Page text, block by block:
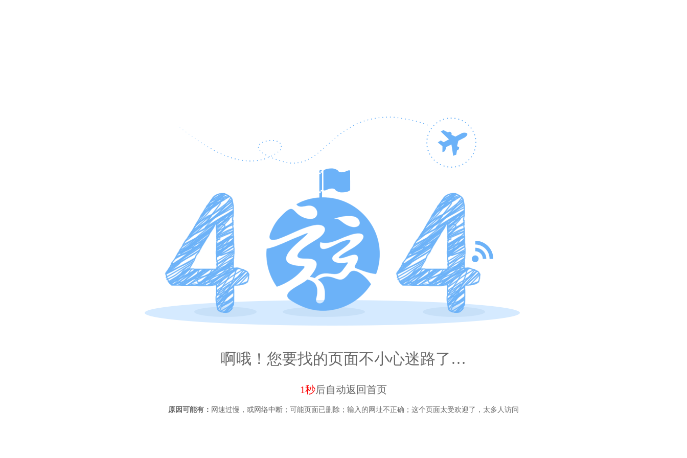
啊哦！您要找的页面不小心迷路了…
1秒后自动返回首页
原因可能有： 网速过慢，或网络中断； 可能页面已删除； 输入的网址不正确； 这个页面太受欢迎了，太多人访问